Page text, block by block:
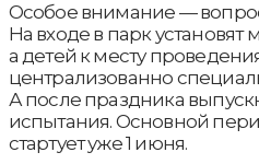
Особое внимание —
На входе в парк установят
а детей к месту
централизованно
А после праздника
испытания. Основной
стартует уже 1 июня.